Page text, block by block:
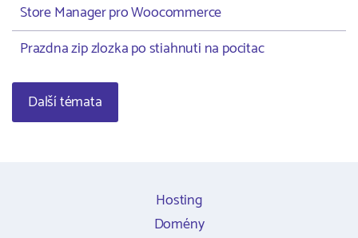
Store Manager pro Woocommerce
Prazdna zip zlozka po stiahnuti na pocitac
Další témata
Hosting
Domény